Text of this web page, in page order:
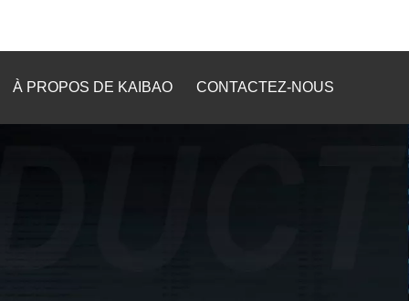
À PROPOS DE KAIBAO CONTACTEZ-NOUS